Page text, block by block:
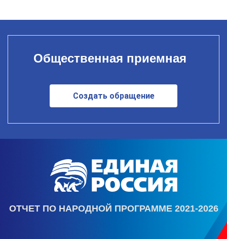
Общественная приемная
Создать обращение
ОТЧЕТ ПО НАРОДНОЙ ПРОГРАММЕ 2021-2026